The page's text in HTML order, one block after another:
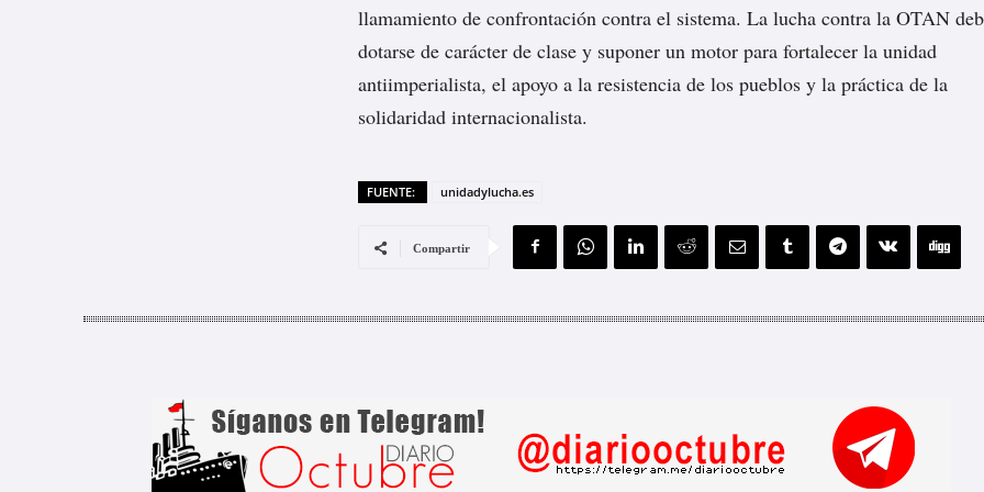
llamamiento de confrontación contra el sistema. La lucha contra la OTAN
dotarse de carácter de clase y suponer un motor para fortalecer la unidad
antiimperialista, el apoyo a la resistencia de los pueblos y la práctica de la
solidaridad internacionalista.
FUENTE: unidadylucha.es
Compartir